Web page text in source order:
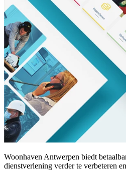
Woonhaven Antwerpen biedt
dienstverlening verder te verbeteren